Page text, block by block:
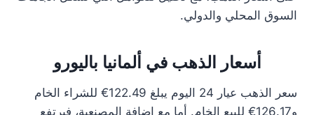
السوق المحلي والدولي.
أسعار الذهب في ألمانيا باليورو
سعر الذهب عيار 24 اليوم يبلغ 122.49€ للشراء الخام
و126.17€ للبيع الخام. أما مع إضافة المصنعية، فيرتفع